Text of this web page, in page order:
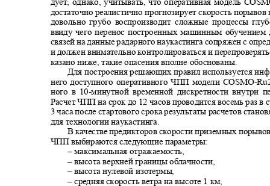
достаточно реалистично прогнозирует скорость
довольно грубо воспроизводит сложные процессы
ввиду чего перенос построенных машинным обучением
связей на данные радарного наукастинга сопряжен с
и должен внимательно контролироваться и
казано ниже, такие опасения вполне обоснованы.
Для построения решающих правил используется
него доступного оперативного ЧПП модели COSMO-
ного в 10-минутной временной дискретности внутри
Расчет ЧПП на срок до 12 часов проводится восемь раз в
3 часа после стартового срока результаты расчетов
для технологии наукастинга.
В качестве предикторов скорости приземных
ЧПП выбираются следующие параметры:
‒ максимальная отражаемость,
‒ высота верхней границы облачности,
‒ высота нулевой изотермы,
‒ средняя скорость ветра на высоте 1 км,